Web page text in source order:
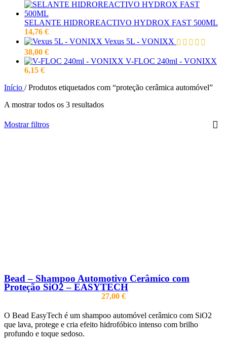
SELANTE HIDROREACTIVO HYDROX FAST 500ML
14,76 €
Vexus 5L - VONIXX
38,00 €
V-FLOC 240ml - VONIXX
6,15 €
Início / Produtos etiquetados com “proteção cerâmica automóvel”
A mostrar todos os 3 resultados
Mostrar filtros
Bead – Shampoo Automotivo Cerâmico com
Proteção SiO2 – EASYTECH
27,00 €
O Bead EasyTech é um shampoo automóvel cerâmico com SiO2
que lava, protege e cria efeito hidrofóbico intenso com brilho
profundo e toque sedoso.